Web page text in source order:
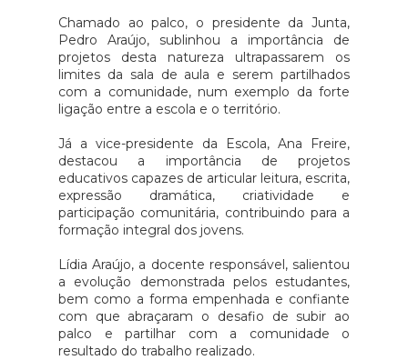
Chamado ao palco, o presidente da Junta,
Pedro Araújo, sublinhou a importância de
projetos desta natureza ultrapassarem os
limites da sala de aula e serem partilhados
com a comunidade, num exemplo da forte
ligação entre a escola e o território.
Já a vice-presidente da Escola, Ana Freire,
destacou a importância de projetos
educativos capazes de articular leitura, escrita,
expressão dramática, criatividade e
participação comunitária, contribuindo para a
formação integral dos jovens.
Lídia Araújo, a docente responsável, salientou
a evolução demonstrada pelos estudantes,
bem como a forma empenhada e confiante
com que abraçaram o desafio de subir ao
palco e partilhar com a comunidade o
resultado do trabalho realizado.